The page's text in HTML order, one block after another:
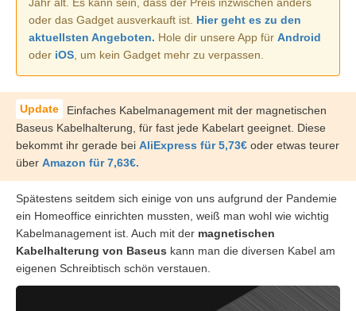
oder das Gadget ausverkauft ist. Hier geht es zu den
aktuellsten Angeboten. Hole dir unsere App für Android
oder iOS , um kein Gadget mehr zu verpassen.
Einfaches Kabelmanagement mit der magnetischen
Baseus Kabelhalterung, für fast jede Kabelart geeignet. Diese
bekommt ihr gerade bei AliExpress für 5,73€ oder etwas teurer
über Amazon für 7,63€.
Spätestens seitdem sich einige von uns aufgrund der Pandemie
ein Homeoffice einrichten mussten, weiß man wohl wie wichtig
Kabelmanagement ist. Auch mit der magnetischen
Kabelhalterung von Baseus kann man die diversen Kabel am
eigenen Schreibtisch schön verstauen.